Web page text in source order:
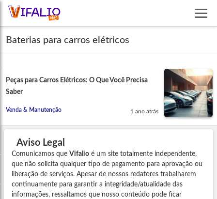
Baterias para carros elétricos
Peças para Carros Elétricos: O Que Você Precisa
Saber
Venda & Manutenção 1 ano atrás
Aviso Legal
Comunicamos que Vifalio é um site totalmente independente,
que não solicita qualquer tipo de pagamento para aprovação ou
liberação de serviços. Apesar de nossos redatores trabalharem
continuamente para garantir a integridade/atualidade das
informações, ressaltamos que nosso conteúdo pode ficar